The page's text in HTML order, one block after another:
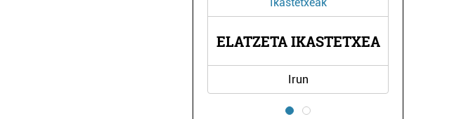
TKNIKA
Errenteria-Orereta